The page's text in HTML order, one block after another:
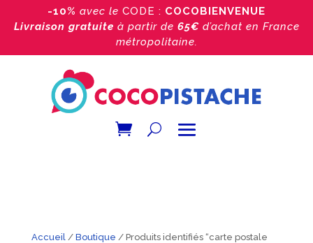
-10% avec le CODE : COCOBIENVENUE
Livraison gratuite à partir de 65€ d’achat en France
métropolitaine.
Accueil/ Boutique / Produits identifiés “carte postale